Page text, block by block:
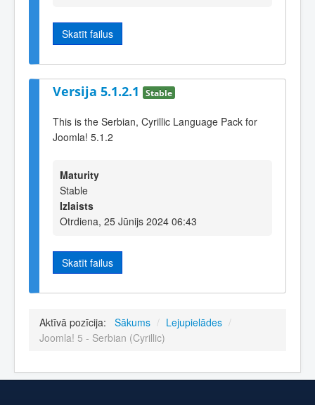
Skatīt failus
Versija 5.1.2.1 Stable
This is the Serbian, Cyrillic Language Pack for
Joomla! 5.1.2
Maturity
Stable
Izlaists
Otrdiena, 25 Jūnijs 2024 06:43
Skatīt failus
Aktīvā pozīcija: Sākums / Lejupielādes /
Joomla! 5 - Serbian (Cyrillic)